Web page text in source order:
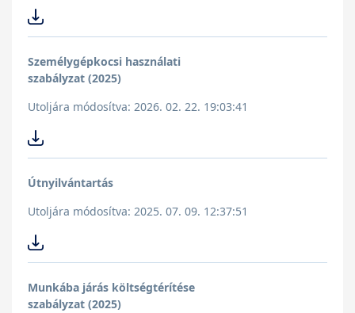
Személygépkocsi használati
szabályzat (2025)
Utoljára módosítva: 2026. 02. 22. 19:03:41
Útnyilvántartás
Utoljára módosítva: 2025. 07. 09. 12:37:51
Munkába járás költségtérítése
szabályzat (2025)